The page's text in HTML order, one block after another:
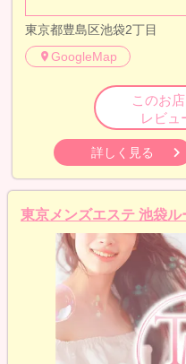
東京都豊島区池袋2丁目
GoogleMap
このお
レビュ
詳しく見る
東京メンズエステ 池袋ル